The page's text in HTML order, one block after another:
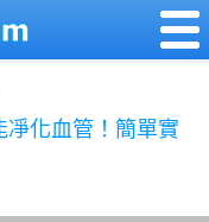
凈化血管！簡單實